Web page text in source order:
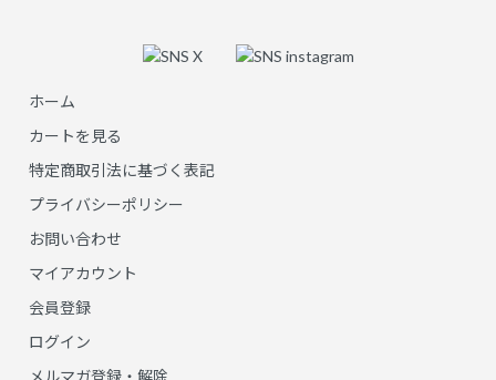
ホーム
カートを見る
特定商取引法に基づく表記
プライバシーポリシー
お問い合わせ
マイアカウント
会員登録
ログイン
メルマガ登録・解除